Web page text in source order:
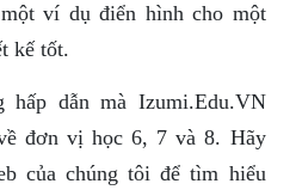
ví dụ điển hình cho một
kế tốt.
dẫn mà Izumi.Edu.VN
đơn vị học 6, 7 và 8. Hãy
của chúng tôi để tìm hiểu